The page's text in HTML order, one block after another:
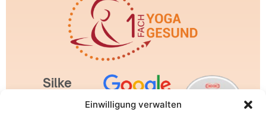
Einwilligung verwalten
Silke